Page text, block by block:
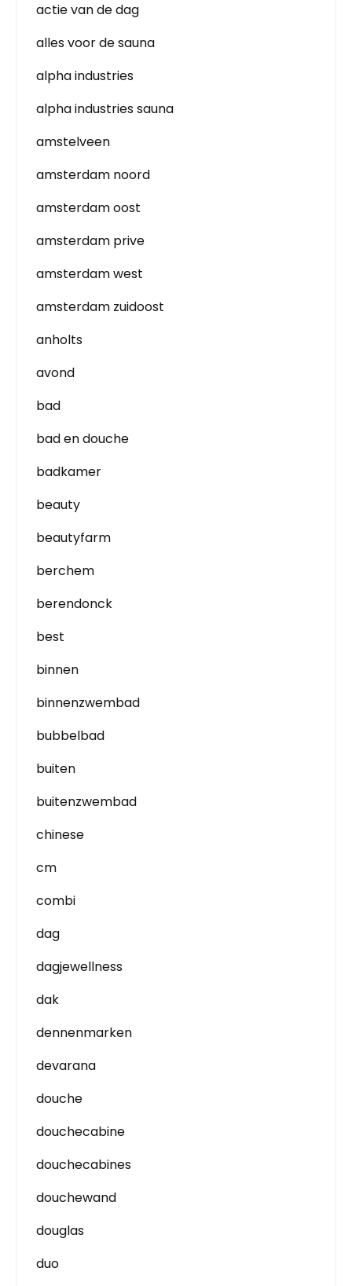
actie van de dag
alles voor de sauna
alpha industries
alpha industries sauna
amstelveen
amsterdam noord
amsterdam oost
amsterdam prive
amsterdam west
amsterdam zuidoost
anholts
avond
bad
bad en douche
badkamer
beauty
beautyfarm
berchem
berendonck
best
binnen
binnenzwembad
bubbelbad
buiten
buitenzwembad
chinese
cm
combi
dag
dagjewellness
dak
dennenmarken
devarana
douche
douchecabine
douchecabines
douchewand
douglas
duo